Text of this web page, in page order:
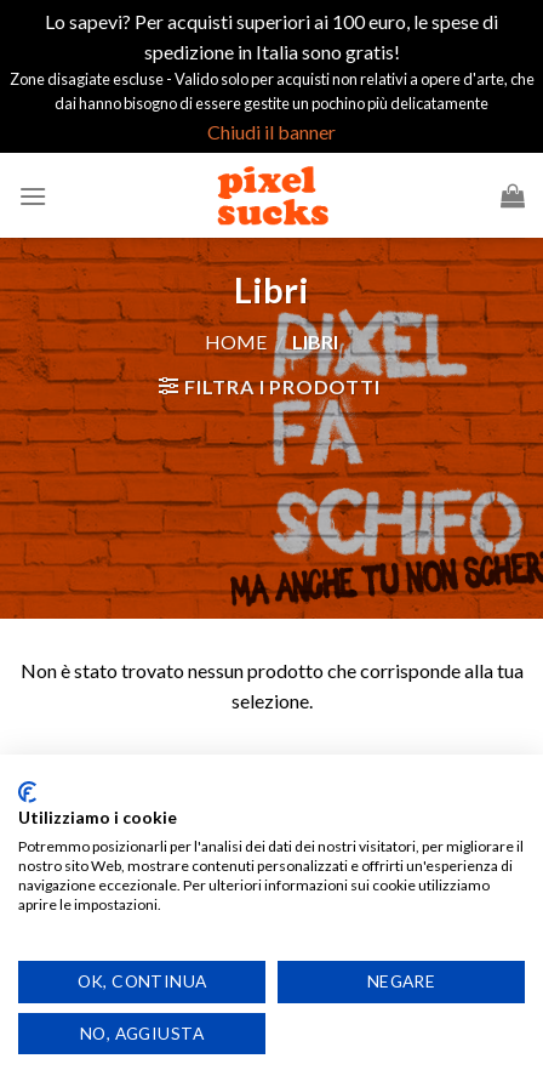
Lo sapevi? Per acquisti superiori ai 100 euro, le spese di
spedizione in Italia sono gratis!
Zone disagiate escluse - Valido solo per acquisti non relativi a opere d'arte, che
dai hanno bisogno di essere gestite un pochino più delicatamente
Chiudi il banner
Libri
HOME / LIBRI
FILTRA I PRODOTTI
Non è stato trovato nessun prodotto che corrisponde alla tua
selezione.
Copyright 2026 ©Pixel Brescia
Viale Marconi 35 25128 Brescia - info@officinapixel.net - Tel.: +39
Termini e condizioni di vendita-Privacy Policy-Cookie Policy
Utilizziamo i cookie
Potremmo posizionarli per l'analisi dei dati dei nostri visitatori, per migliorare il
nostro sito Web, mostrare contenuti personalizzati e offrirti un'esperienza di
navigazione eccezionale. Per ulteriori informazioni sui cookie utilizziamo
aprire le impostazioni.
OK, CONTINUA NEGARE
NO, AGGIUSTA